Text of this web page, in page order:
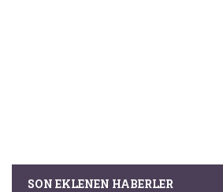
SON EKLENEN HABERLER